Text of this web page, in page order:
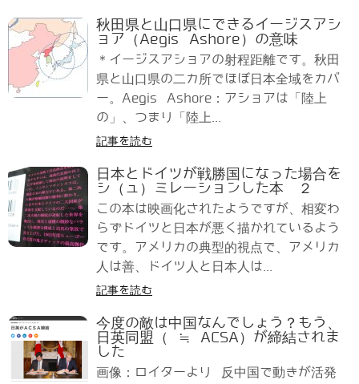
秋田県と山口県にできるイージスアシ
ョア（Aegis Ashore）の意味
＊イージスアショアの射程距離です。秋田
県と山口県の二カ所でほぼ日本全域をカバ
ー。Aegis Ashore：アショアは「陸上
の」、つまり「陸上...
記事を読む
日本とドイツが戦勝国になった場合を
シ（ュ）ミレーションした本 ２
この本は映画化されたようですが、相変わ
らずドイツと日本が悪く描かれているよう
です。アメリカの典型的視点で、アメリカ
人は善、ドイツ人と日本人は...
記事を読む
今度の敵は中国なんでしょう？もう、
日英同盟（ ≒ ACSA）が締結されま
した
画像：ロイターより 反中国で動きが活発